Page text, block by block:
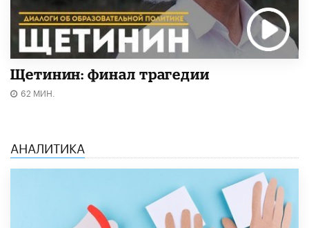
Щетинин: финал трагедии
62 МИН.
АНАЛИТИКА